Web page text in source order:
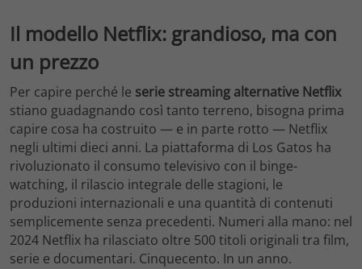
Il modello Netflix: grandioso, ma con
un prezzo
Per capire perché le serie streaming alternative Netflix
stiano guadagnando così tanto terreno, bisogna prima
capire cosa ha costruito — e in parte rotto — Netflix
negli ultimi dieci anni. La piattaforma di Los Gatos ha
rivoluzionato il consumo televisivo con il binge-
watching, il rilascio integrale delle stagioni, le
produzioni internazionali e una quantità di contenuti
semplicemente senza precedenti. Numeri alla mano: nel
2024 Netflix ha rilasciato oltre 500 titoli originali tra film,
serie e documentari. Cinquecento. In un anno.